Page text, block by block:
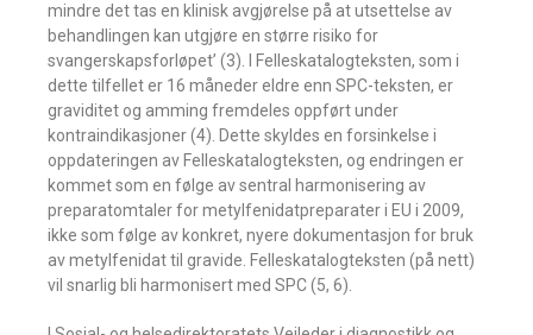
mindre det tas en klinisk avgjørelse på at utsettelse av
behandlingen kan utgjøre en større risiko for
svangerskapsforløpet’ (3). I Felleskatalogteksten, som i
dette tilfellet er 16 måneder eldre enn SPC-teksten, er
graviditet og amming fremdeles oppført under
kontraindikasjoner (4). Dette skyldes en forsinkelse i
oppdateringen av Felleskatalogteksten, og endringen er
kommet som en følge av sentral harmonisering av
preparatomtaler for metylfenidatpreparater i EU i 2009,
ikke som følge av konkret, nyere dokumentasjon for bruk
av metylfenidat til gravide. Felleskatalogteksten (på nett)
vil snarlig bli harmonisert med SPC (5, 6).